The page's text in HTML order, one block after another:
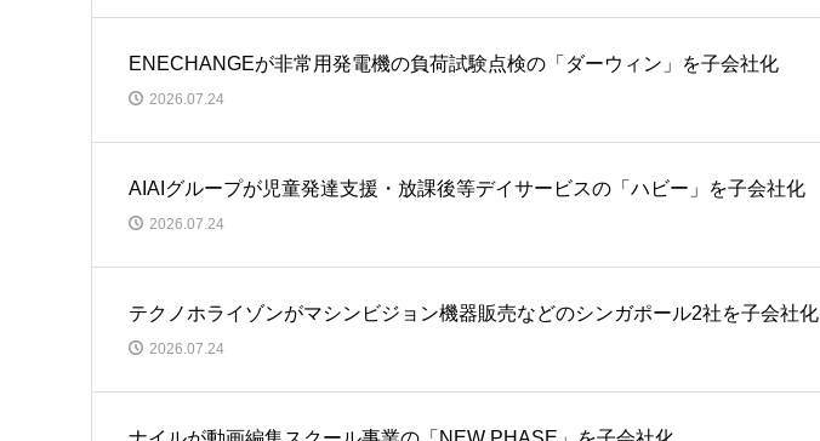
ENECHANGEが非常用発電機の負荷試験点検の「ダーウィン」を子会社化
2026.07.24
AIAIグループが児童発達支援・放課後等デイサービスの「ハビー」を子会社化
2026.07.24
テクノホライゾンがマシンビジョン機器販売などのシンガポール2社を子会社化
2026.07.24